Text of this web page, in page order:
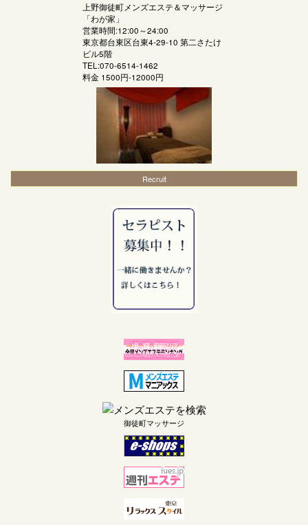
上野御徒町メンズエステ＆マッサージ
「わが家 」
営業時間:12:00～24:00
東京都台東区台東4-29-10 第二さたけ
ビル5階
TEL:070-6514-1462
料金 1500円-12000円
Recruit
御徒町マッサージ